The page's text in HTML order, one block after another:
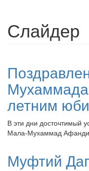
Слайдер
летним
В эти дни досточтимый
Мала-Мухаммад Афанди
Муфтий